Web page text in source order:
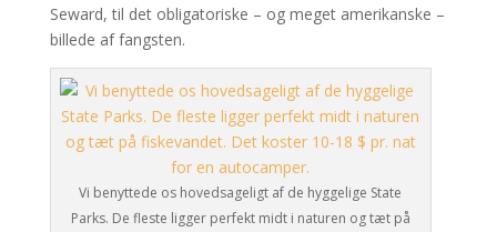
Seward, til det obligatoriske – og meget amerikanske –
billede af fangsten.
Vi benyttede os hovedsageligt af de hyggelige State
Parks. De fleste ligger perfekt midt i naturen og tæt på